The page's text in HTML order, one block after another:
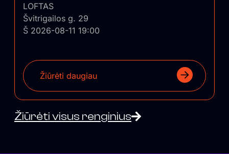
LOFTAS
Švitrigailos g. 29
Š 2026-08-11 19:00
Žiūrėti daugiau
Žiūrėti visus renginius